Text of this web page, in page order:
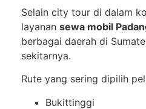
Selain city tour di dalam
layanan sewa mobil
berbagai daerah di
sekitarnya.
Rute yang sering dipilih
Bukittinggi